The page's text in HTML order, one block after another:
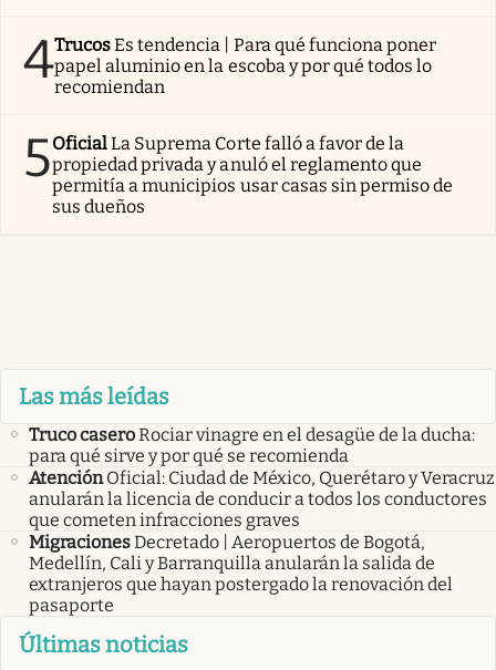
4TrucosEs tendencia | Para qué funciona poner
papel aluminio en la escoba y por qué todos lo
recomiendan
5OficialLa Suprema Corte falló a favor de la
propiedad privada y anuló el reglamento que
permitía a municipios usar casas sin permiso de
sus dueños
Las más leídas
Truco caseroRociar vinagre en el desagüe de la ducha:
para qué sirve y por qué se recomienda
Atención Oficial: Ciudad de México, Querétaro y Veracruz
anularán la licencia de conducir a todos los conductores
que cometen infracciones graves
MigracionesDecretado | Aeropuertos de Bogotá,
Medellín, Cali y Barranquilla anularán la salida de
extranjeros que hayan postergado la renovación del
pasaporte
Últimas noticias